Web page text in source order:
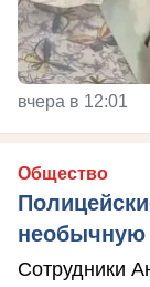
вчера в 12:01
Общество
необычную
Сотрудники